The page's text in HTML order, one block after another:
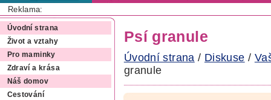
Reklama:
Úvodní strana
Život a vztahy
Pro maminky
Zdraví a krása
Náš domov
Cestování
Psí granule
Úvodní strana / Diskuse /
granule